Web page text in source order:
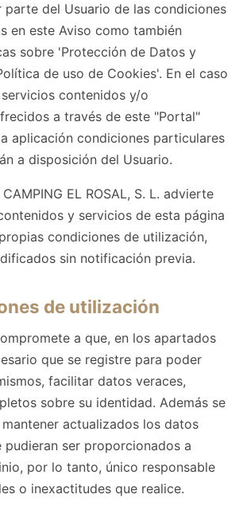
del Usuario de las condiciones
en este Aviso como también
sobre 'Protección de Datos y
de uso de Cookies'. En el caso
contenidos y/o
a través de este "Portal"
aplicación condiciones particulares
a disposición del Usuario.
EL ROSAL, S. L. advierte
y servicios de esta página
condiciones de utilización,
sin notificación previa.
de utilización
a que, en los apartados
que se registre para poder
facilitar datos veraces,
sobre su identidad. Además se
actualizados los datos
pudieran ser proporcionados a
por lo tanto, único responsable
o inexactitudes que realice.